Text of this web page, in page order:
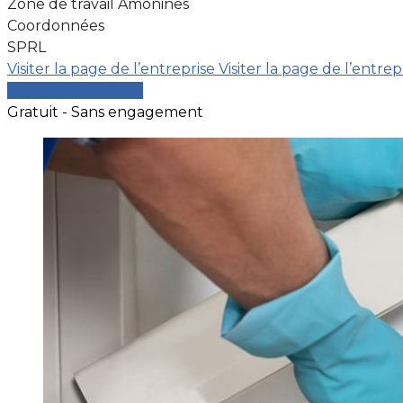
Zone de travail Amonines
Coordonnées
SPRL
Visiter la page de l’entreprise Visiter la page de
Gratuit - Sans engagement